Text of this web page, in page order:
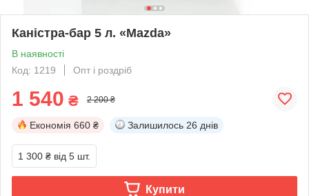
Каністра-бар 5 л. «Mazda»
В наявності
Код: 1219
Опт і роздріб
1 540 ₴ 2 200 ₴
Економія 660 ₴ Залишилось 26 днів
1 300 ₴ від 5 шт.
Купити